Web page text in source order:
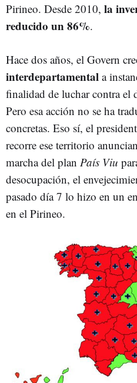
Pirineo. Desde 2010, la
reducido un 86%.
Hace dos años, el Govern
interdepartamental a
finalidad de luchar contra el
Pero esa acción no se ha
concretas. Eso sí, el
recorre ese territorio
marcha del plan País Viu
desocupación, el
pasado día 7 lo hizo en un
en el Pirineo.